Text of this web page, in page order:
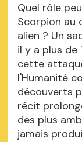
Quel rôle
Scorpion au
alien ? Un
il y a plus
cette
l'Humanité
découverts
récit
des plus
jamais